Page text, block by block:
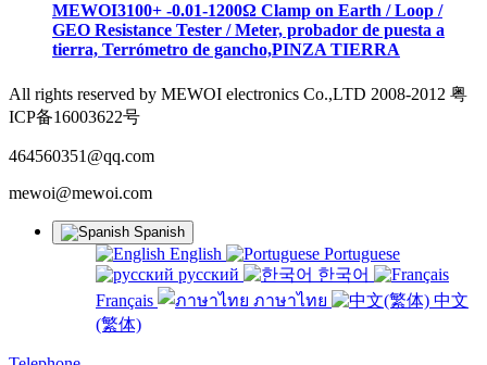
MEWOI3100+ -0.01-1200Ω Clamp on Earth / Loop /
GEO Resistance Tester / Meter, probador de puesta a
tierra, Terrómetro de gancho,PINZA TIERRA
All rights reserved by MEWOI electronics Co.,LTD 2008-2012 粤
ICP备16003622号
464560351@qq.com
mewoi@mewoi.com
Spanish
English
Portuguese
русский
한국어
Français
ภาษาไทย
中文
(繁体)